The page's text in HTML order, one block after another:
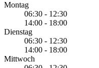
Montag
06:30 - 12:30
14:00 - 18:00
Dienstag
06:30 - 12:30
14:00 - 18:00
Mittwoch